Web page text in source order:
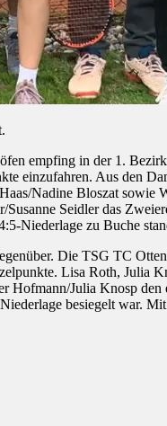
empfing in der 1.
einzufahren. Aus den
Nadine Bloszat
Seidler das
Niederlage zu Buche
Die TSG TC
Lisa Roth, Julia
Julia Knosp
besiegelt war.